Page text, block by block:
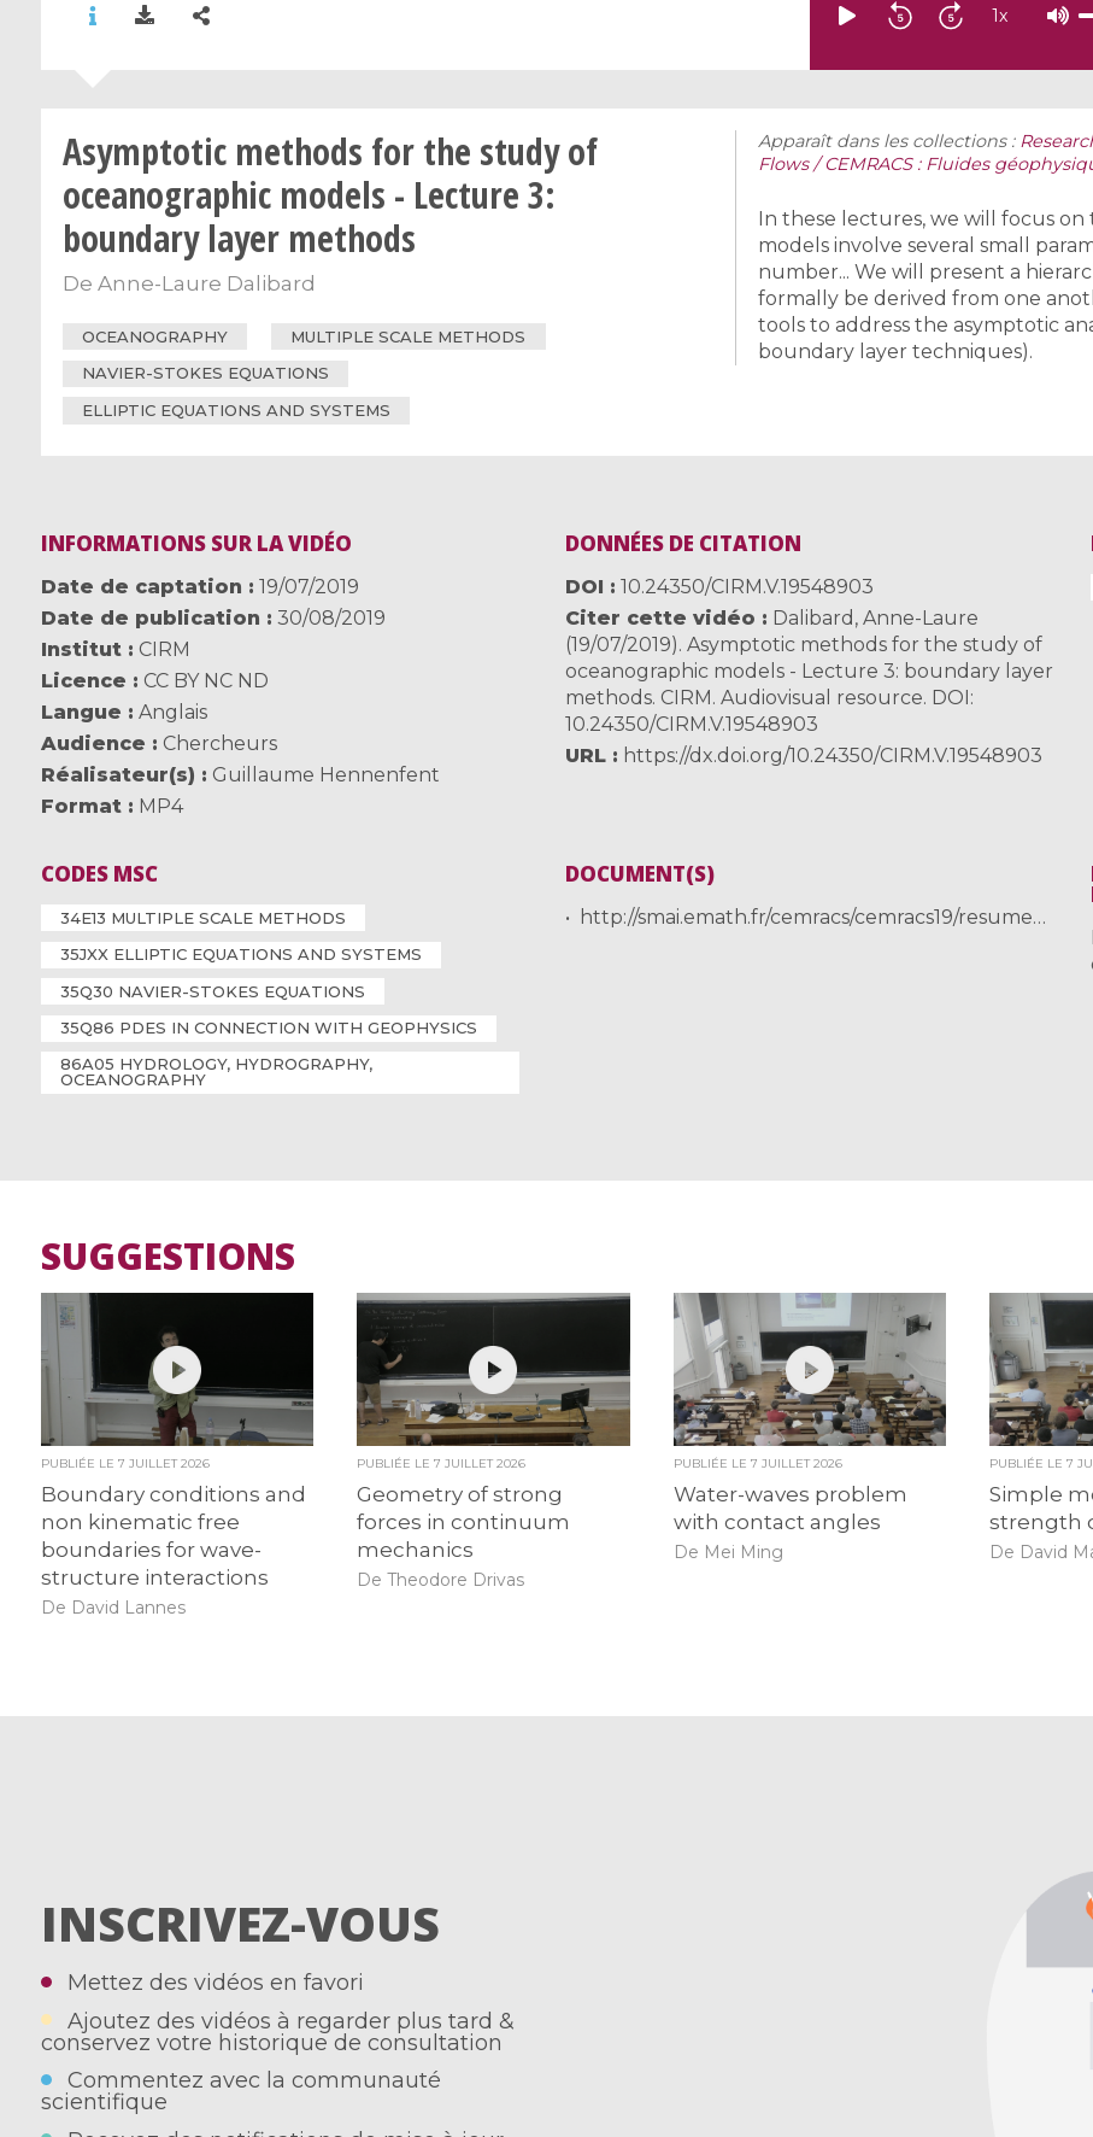
1x
Asymptotic methods for the study of
oceanographic models - Lecture 3:
boundary layer methods
De Anne-Laure Dalibard
OCEANOGRAPHY
MULTIPLE SCALE METHODS
NAVIER-STOKES EQUATIONS
ELLIPTIC EQUATIONS AND SYSTEMS
Apparaît dans les collections :
Flows / CEMRACS : Fluides
In these lectures, we will focus
models involve several small
number... We will present a
formally be derived from one
tools to address the asymptotic
boundary layer techniques).
INFORMATIONS SUR LA VIDÉO
Date de captation
19/07/2019
Date de publication
30/08/2019
Institut
CIRM
Licence
CC BY NC ND
Langue
Anglais
Audience
Chercheurs
Réalisateur(s)
Guillaume Hennenfent
Format
MP4
DONNÉES DE CITATION
DOI
10.24350/CIRM.V.19548903
Citer cette vidéo
Dalibard, Anne-Laure
(19/07/2019). Asymptotic methods for the study of
oceanographic models - Lecture 3: boundary layer
methods. CIRM. Audiovisual resource. DOI:
10.24350/CIRM.V.19548903
URL
https://dx.doi.org/10.24350/CIRM.V.19548903
CODES MSC
34E13 MULTIPLE SCALE METHODS
35JXX ELLIPTIC EQUATIONS AND SYSTEMS
35Q30 NAVIER-STOKES EQUATIONS
35Q86 PDES IN CONNECTION WITH GEOPHYSICS
86A05 HYDROLOGY, HYDROGRAPHY,
OCEANOGRAPHY
DOCUMENT(S)
http://smai.emath.fr/cemracs/cemracs19/resumesPDF/dalibard.pdf
SUGGESTIONS
PUBLIÉE LE 7 JUILLET 2026
Boundary conditions and
non kinematic free
boundaries for wave-
structure interactions
De David Lannes
PUBLIÉE LE7 JUILLET 2026
Geometry of strong
forces in continuum
mechanics
De Theodore Drivas
PUBLIÉE LE 7 JUILLET 2026
Water-waves problem
with contact angles
De Mei Ming
PUBLIÉE LE7
Simple
strength
De David
INSCRIVEZ-VOUS
Mettez des vidéos en favori
Ajoutez des vidéos à regarder plus tard &
conservez votre historique de consultation
Commentez avec la communauté
scientifique